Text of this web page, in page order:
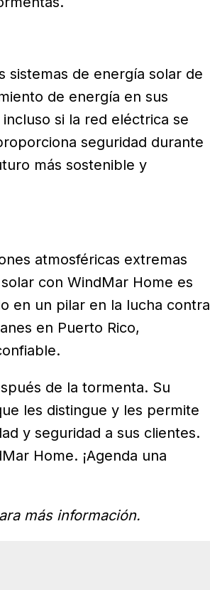
sistemas de energía solar de
de energía en sus
si la red eléctrica se
seguridad durante
más sostenible y
atmosféricas extremas
con WindMar Home es
en un pilar en la lucha contra
en Puerto Rico,
de la tormenta. Su
les distingue y les permite
y seguridad a sus clientes.
Home. ¡Agenda una
más información.